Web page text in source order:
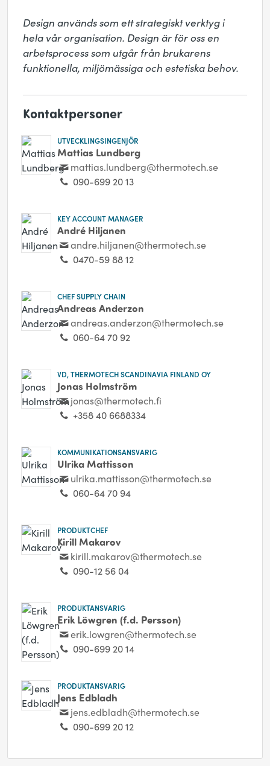
Design används som ett strategiskt verktyg i
hela vår organisation. Design är för oss en
arbetsprocess som utgår från brukarens
funktionella, miljömässiga och estetiska behov.
Kontaktpersoner
UTVECKLINGSINGENJÖR
Mattias Lundberg
mattias.lundberg@thermotech.se
090-699 20 13
KEY ACCOUNT MANAGER
André Hiljanen
andre.hiljanen@thermotech.se
0470-59 88 12
CHEF SUPPLY CHAIN
Andreas Anderzon
andreas.anderzon@thermotech.se
060-64 70 92
VD, THERMOTECH SCANDINAVIA FINLAND OY
Jonas Holmström
jonas@thermotech.fi
+358 40 6688334
KOMMUNIKATIONSANSVARIG
Ulrika Mattisson
ulrika.mattisson@thermotech.se
060-64 70 94
PRODUKTCHEF
Kirill Makarov
kirill.makarov@thermotech.se
090-12 56 04
PRODUKTANSVARIG
Erik Löwgren (f.d. Persson)
erik.lowgren@thermotech.se
090-699 20 14
PRODUKTANSVARIG
Jens Edbladh
jens.edbladh@thermotech.se
090-699 20 12